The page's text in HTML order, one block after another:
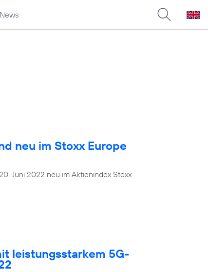
News
neu im Stoxx Europe
Juni 2022 neu im Aktienindex Stoxx
leistungsstarkem 5G-